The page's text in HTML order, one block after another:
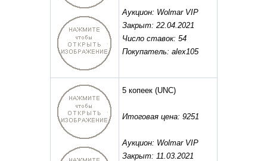
Аукцион: Wolmar VIP
Закрыт: 22.04.2021
Число ставок: 54
Покупатель: alex105
5 копеек(UNC)
Итоговая цена: 9251
Аукцион: Wolmar VIP
Закрыт: 11.03.2021